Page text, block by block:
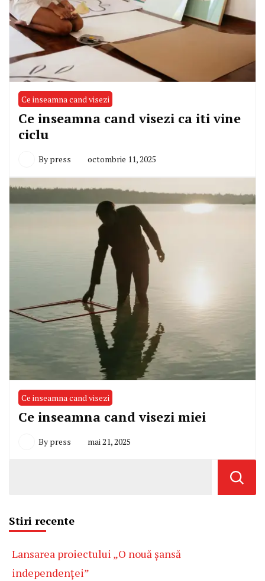
Ce inseamna cand visezi
Ce inseamna cand visezi ca iti vine
ciclu
By press octombrie 11, 2025
Ce inseamna cand visezi
Ce inseamna cand visezi miei
By press mai 21, 2025
Stiri recente
Lansarea proiectului „O nouă șansă
independenței”